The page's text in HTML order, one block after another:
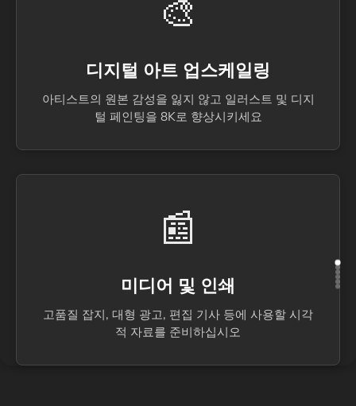
🎨
디지털 아트 업스케일링
아티스트의 원본 감성을 잃지 않고 일러스트 및 디지
털 페인팅을 8K로 향상시키세요
📰
미디어 및 인쇄
고품질 잡지, 대형 광고, 편집 기사 등에 사용할 시각
적 자료를 준비하십시오